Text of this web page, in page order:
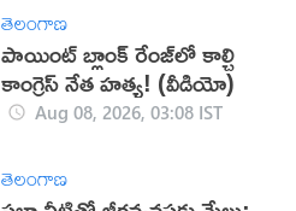
తెలంగాణ
పాయింట్ బ్లాంక్ రేంజ్‌లో కాల్చి
కాంగ్రెస్ నేత హత్య! (వీడియో)
Aug 08, 2026, 03:08 IST
తెలంగాణ